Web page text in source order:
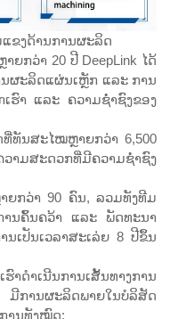
ຂງດ້ານການຜະລິດ
ຍກວ່າ 20 ປີ DeepLink ໄດ້
ຜະລິດແຜ່ນເຫຼັກ ແລະ ການ
ຮົາ ແລະ ຄວາມຊ່ຳຊົງຂອງ
ທັນສະໄໝຫຼາຍກວ່າ 6,500
າມສະດວກທີ່ມີຄວາມຊ່ຳຊົງ
ຍກວ່າ 90 ຄົນ, ລວມທັງທີມ
ນຄົ້ນຄວ້າ ແລະ ພັດທະນາ
ເປັນເວລາສະເລ່ຍ 8 ປີຂຶ້ນ
າດຳເນີນການເສັ້ນທາງການ
ການຜະລິດພາຍໃນບໍລິສັດ
ານທັງໝົດ: